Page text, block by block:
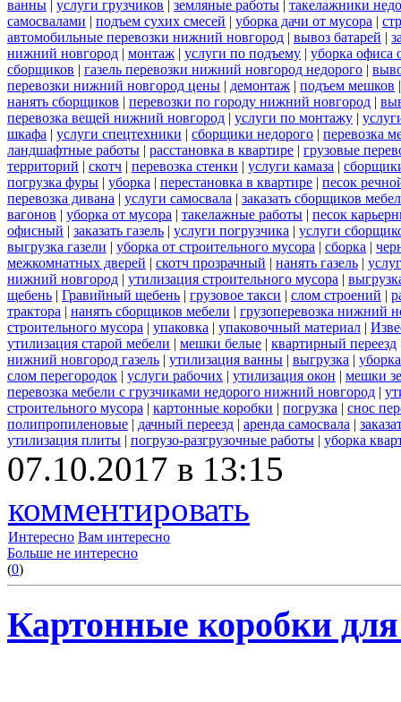
ванны | услуги грузчиков | земляные работы | такелажники
самосвалами | подъем сухих смесей | уборка дачи от мусора |
автомобильные перевозки нижний новгород | вывоз батарей |
нижний новгород | монтаж | услуги по подъему | уборка офиса
сборщиков | газель перевозки нижний новгород недорого |
перевозки нижний новгород цены | демонтаж | подъем мешков
нанять сборщиков | перевозки по городу нижний новгород |
перевозка вещей нижний новгород | услуги по монтажу |
шкафа | услуги спецтехники | сборщики недорого | перевозка
ландшафтные работы | расстановка в квартире | грузовые
территорий | скотч | перевозка стенки | услуги камаза |
погрузка фуры | уборка | перестановка в квартире | песок
перевозка дивана | услуги самосвала | заказать сборщиков
вагонов | уборка от мусора | такелажные работы | песок
офисный | заказать газель | услуги погрузчика | услуги
выгрузка газели | уборка от строительного мусора | сборка |
межкомнатных дверей | скотч прозрачный | нанять газель |
нижний новгород | утилизация строительного мусора |
щебень | Гравийный щебень | грузовое такси | слом строений |
трактора | нанять сборщиков мебели | грузоперевозка нижний
строительного мусора | упаковка | упаковочный материал |
утилизация старой мебели | мешки белые | квартирный переезд
нижний новгород газель | утилизация ванны | выгрузка |
слом перегородок | услуги рабочих | утилизация окон | мешки
перевозка мебели с грузчиками недорого нижний новгород |
строительного мусора | картонные коробки | погрузка | снос
полипропиленовые | дачный переезд | аренда самосвала |
утилизация плиты | погрузо-разгрузочные работы | уборка
07.10.2017 в 13:15
комментировать
Интересно Вам интересно
Больше не интересно
(0)
Картонные коробки для